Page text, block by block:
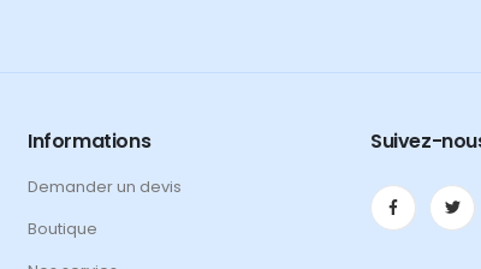
Informations
Demander un devis
Boutique
Suivez-